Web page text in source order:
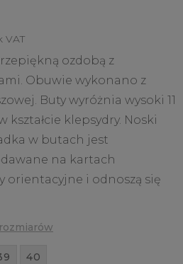
VAT
ozdobą z
Obuwie wykonano z
Buty wyróżnia wysoki 11
kształcie klepsydry. Noski
w butach jest
na kartach
orientacyjne i odnoszą się
40